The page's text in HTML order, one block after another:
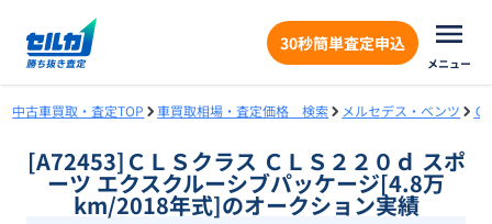
30秒簡単査定申込
メニュー
中古車買取・査定TOP 車買取相場・査定価格 検索 メルセデス・ベンツ Ｃ
[A72453]ＣＬＳクラス ＣＬＳ２２０ｄ スポ
ーツ エクスクルーシブパッケージ[4.8万
km/2018年式]のオークション実績